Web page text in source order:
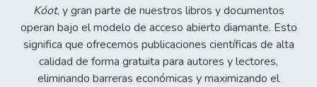
Kóot, y gran parte de nuestros libros y documentos
operan bajo el modelo de acceso abierto diamante. Esto
significa que ofrecemos publicaciones científicas de alta
calidad de forma gratuita para autores y lectores,
eliminando barreras económicas y maximizando el